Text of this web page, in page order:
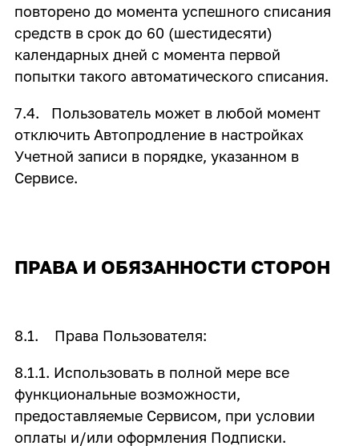
повторено до момента успешного списания
средств в срок до 60 (шестидесяти)
календарных дней с момента первой
попытки такого автоматического списания.
7.4. Пользователь может в любой момент
отключить Автопродление в настройках
Учетной записи в порядке, указанном в
Сервисе.
ПРАВА И ОБЯЗАННОСТИ СТОРОН
8.1. Права Пользователя:
8.1.1. Использовать в полной мере все
функциональные возможности,
предоставляемые Сервисом, при условии
оплаты и/или оформления Подписки.